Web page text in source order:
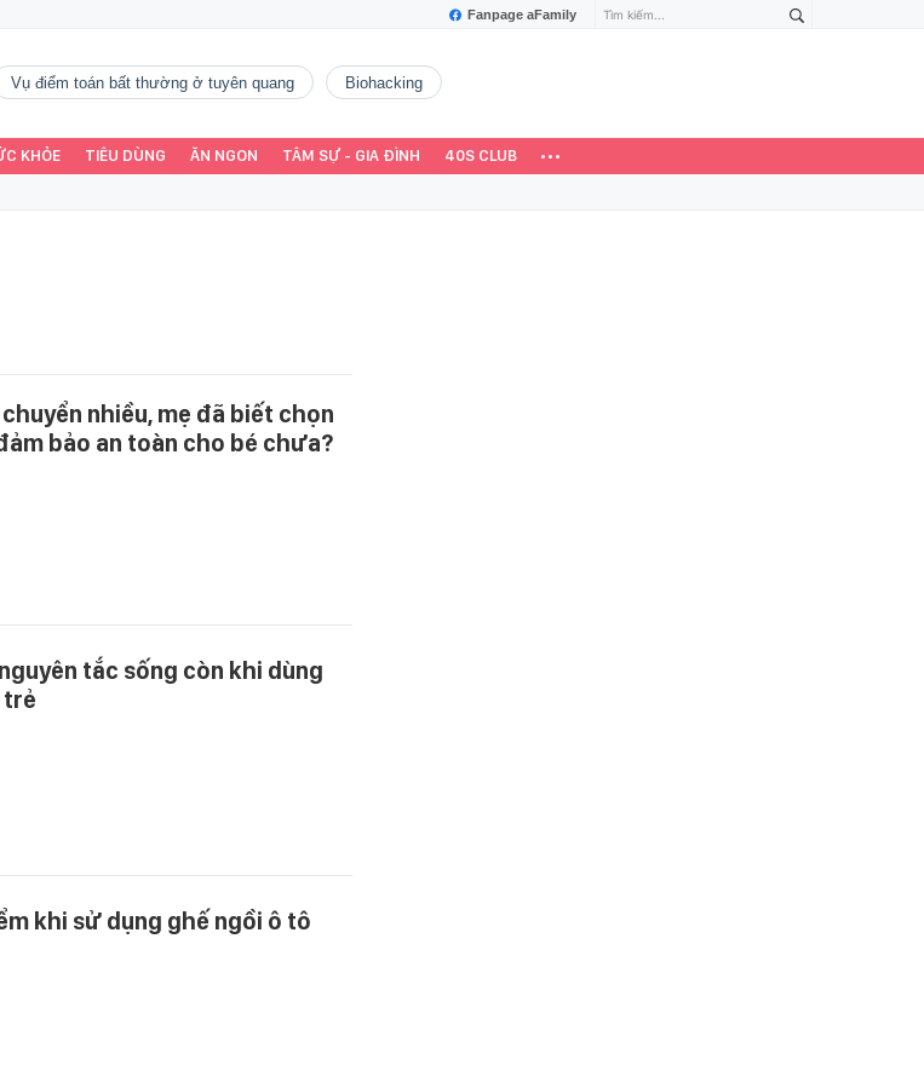
Fanpage aFamily
vụ điểm toán bất thường ở tuyên quang Biohacking
KHỎE TIÊU DÙNG ĂN NGON TÂM SỰ - GIA ĐÌNH 40S CLUB
nhiều, mẹ đã biết chọn
bảo an toàn cho bé chưa?
tắc sống còn khi dùng
trẻ
khi sử dụng ghế ngồi ô tô